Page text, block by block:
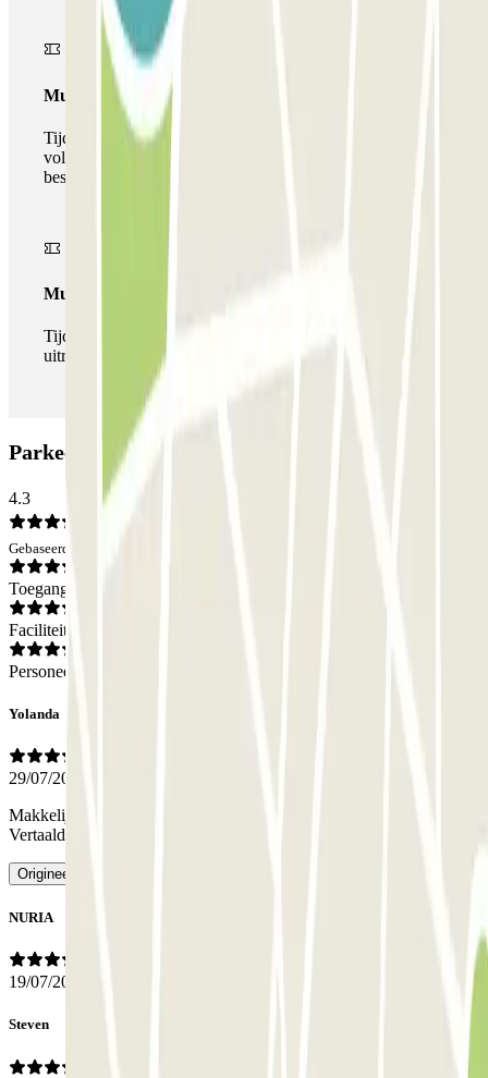
Multiparking pass
Tijdens uw verblijf kunt u gebruik maken van het
volledige netwerk van parkeergarages van deze operator,
beschikbaar bij Parclick.
Multipass
Tijdens je verblijf kun je de parkeerplaats zo vaak in- en
uitrijden als je wilt.
Parkeergarage BSM La Boquería: Beoordelingen
4.3
Gebaseerd op 296 meningen
Toegang
Faciliteiten
Personeel
Yolanda
29/07/2026
Makkelijk te bereiken, te betreden, te verlaten.... zeer goede locatie
Vertaald met AI
Origineel bekijken
NURIA
19/07/2026
Steven